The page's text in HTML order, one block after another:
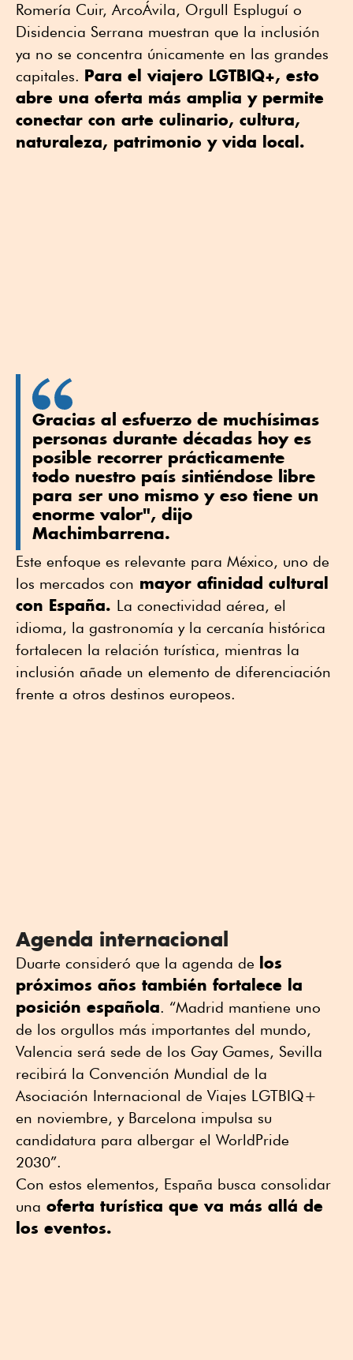
Romería Cuir, ArcoÁvila, Orgull Espluguí o
Disidencia Serrana muestran que la inclusión
ya no se concentra únicamente en las grandes
capitales. Para el viajero LGTBIQ+, esto
abre una oferta más amplia y permite
conectar con arte culinario, cultura,
naturaleza, patrimonio y vida local.
Gracias al esfuerzo de muchísimas
personas durante décadas hoy es
posible recorrer prácticamente
todo nuestro país sintiéndose libre
para ser uno mismo y eso tiene un
enorme valor", dijo
Machimbarrena.
Este enfoque es relevante para México, uno de
los mercados con mayor afinidad cultural
con España. La conectividad aérea, el
idioma, la gastronomía y la cercanía histórica
fortalecen la relación turística, mientras la
inclusión añade un elemento de diferenciación
frente a otros destinos europeos.
Agenda internacional
Duarte consideró que la agenda de los
próximos años también fortalece la
posición española. “Madrid mantiene uno
de los orgullos más importantes del mundo,
Valencia será sede de los Gay Games, Sevilla
recibirá la Convención Mundial de la
Asociación Internacional de Viajes LGTBIQ+
en noviembre, y Barcelona impulsa su
candidatura para albergar el WorldPride
2030”.
Con estos elementos, España busca consolidar
una oferta turística que va más allá de
los eventos.